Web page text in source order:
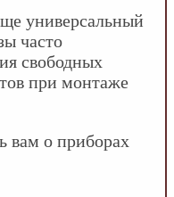
универсальный
часто
свободных
при монтаже
вам о приборах